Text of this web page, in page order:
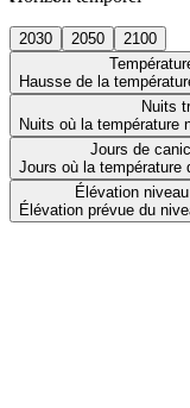
2030 2050
2100
Hausse de la
Nuits
Nuits où la température
Jours de
Jours où la température
Élévation
Élévation prévue du